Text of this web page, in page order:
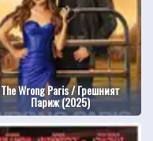
The Wrong Paris / Грешният
Париж (2025)